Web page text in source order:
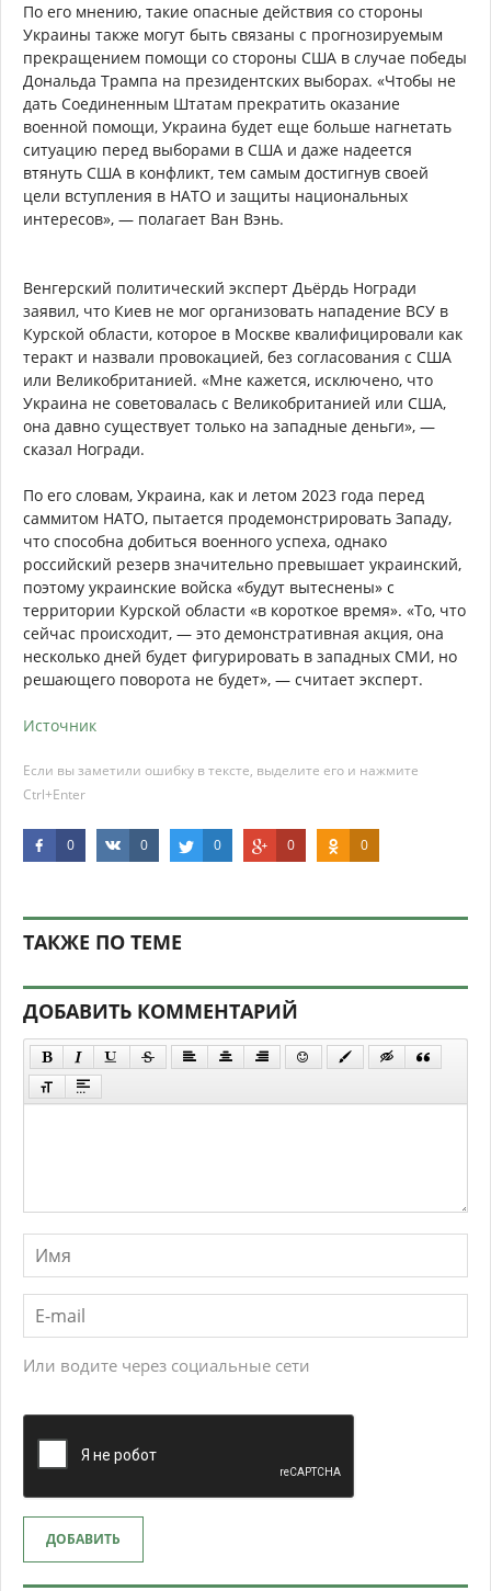
По его мнению, такие опасные действия со стороны
Украины также могут быть связаны с прогнозируемым
прекращением помощи со стороны США в случае победы
Дональда Трампа на президентских выборах. «Чтобы не
дать Соединенным Штатам прекратить оказание
военной помощи, Украина будет еще больше нагнетать
ситуацию перед выборами в США и даже надеется
втянуть США в конфликт, тем самым достигнув своей
цели вступления в НАТО и защиты национальных
интересов», — полагает Ван Вэнь.
Венгерский политический эксперт Дьёрдь Ногради
заявил, что Киев не мог организовать нападение ВСУ в
Курской области, которое в Москве квалифицировали как
теракт и назвали провокацией, без согласования с США
или Великобританией. «Мне кажется, исключено, что
Украина не советовалась с Великобританией или США,
она давно существует только на западные деньги», —
сказал Ногради.
По его словам, Украина, как и летом 2023 года перед
саммитом НАТО, пытается продемонстрировать Западу,
что способна добиться военного успеха, однако
российский резерв значительно превышает украинский,
поэтому украинские войска «будут вытеснены» с
территории Курской области «в короткое время». «То, что
сейчас происходит, — это демонстративная акция, она
несколько дней будет фигурировать в западных СМИ, но
решающего поворота не будет», — считает эксперт.
Источник
Если вы заметили ошибку в тексте, выделите его и нажмите
Ctrl+Enter
0 0 0 0 0
ТАКЖЕ ПО ТЕМЕ
ДОБАВИТЬ КОММЕНТАРИЙ
Или водите через социальные сети
ДОБАВИТЬ